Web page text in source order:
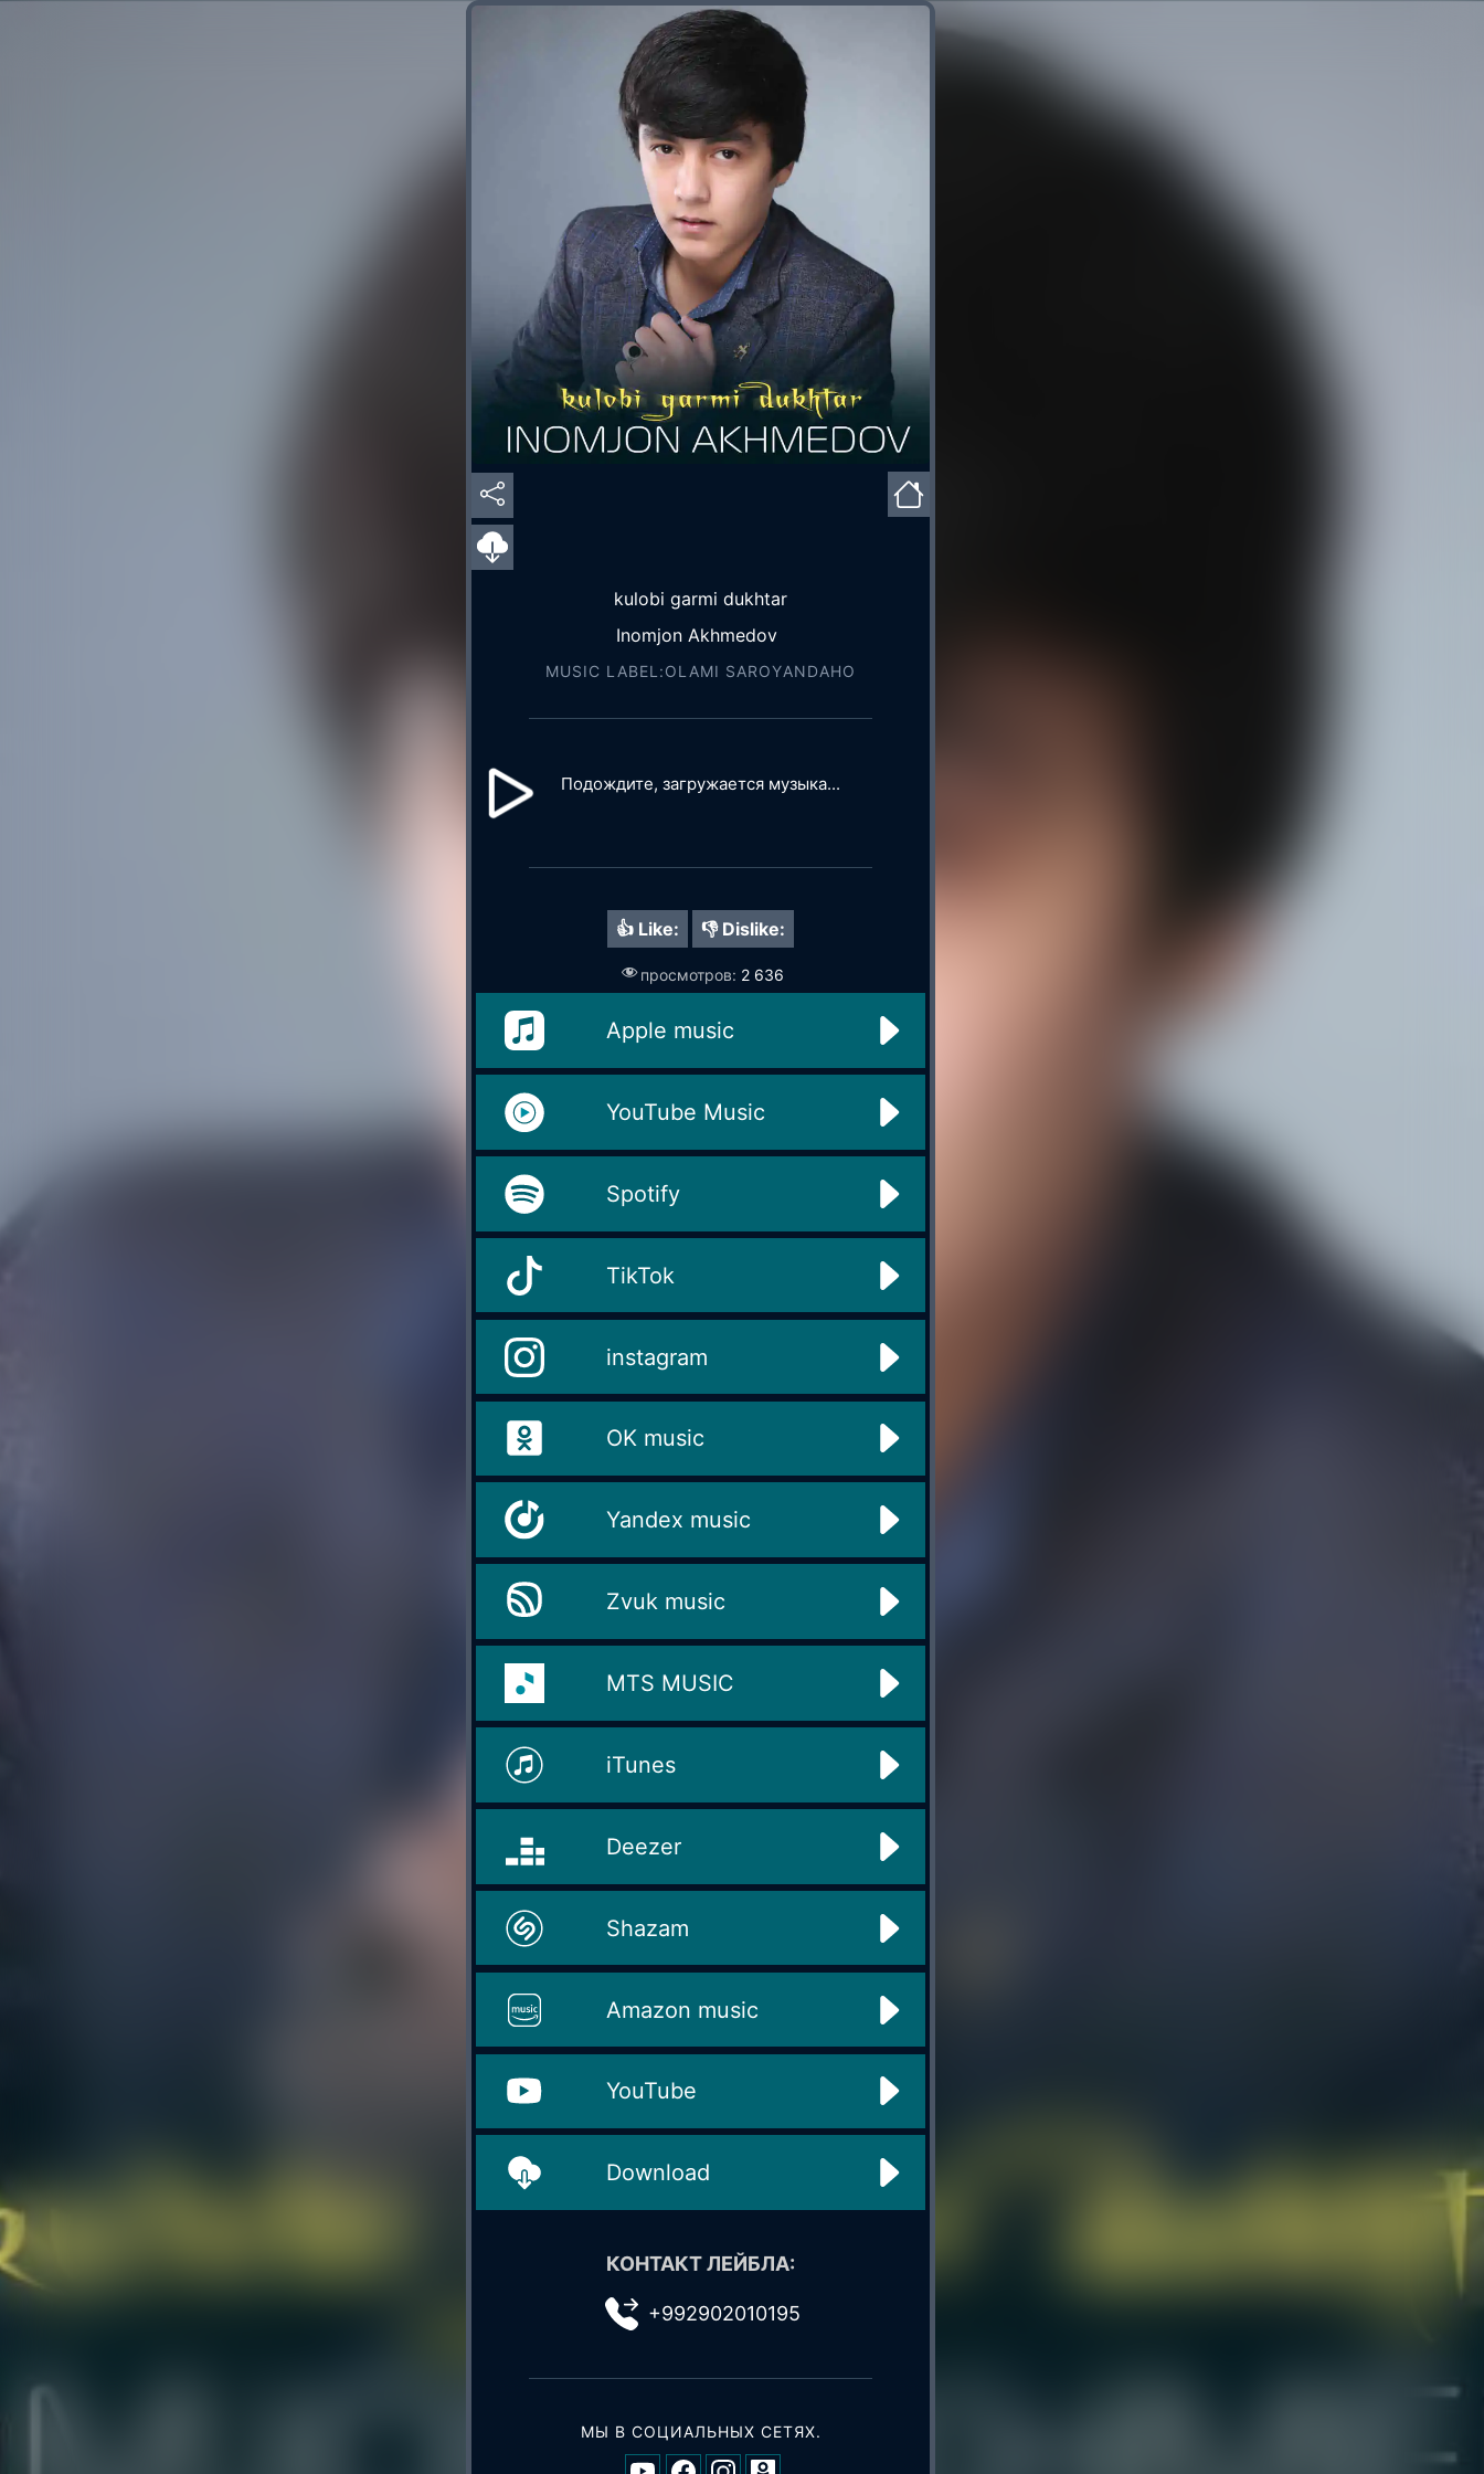
kulobi garmi dukhtar
Inomjon Akhmedov
MUSIC LABEL:OLAMI SAROYАNDAHO
Подождите, загружается музыка...
👍 Like: 👎 Dislike:
просмотров: 2 636
Apple music
YouTube Music
Spotify
TikTok
instagram
OK music
Yandex music
Zvuk music
MTS MUSIC
iTunes
Deezer
Shazam
Amazon music
YouTube
Download
КОНТАКТ ЛЕЙБЛА:
+992902010195
МЫ В СОЦИАЛЬНЫХ СЕТЯХ.